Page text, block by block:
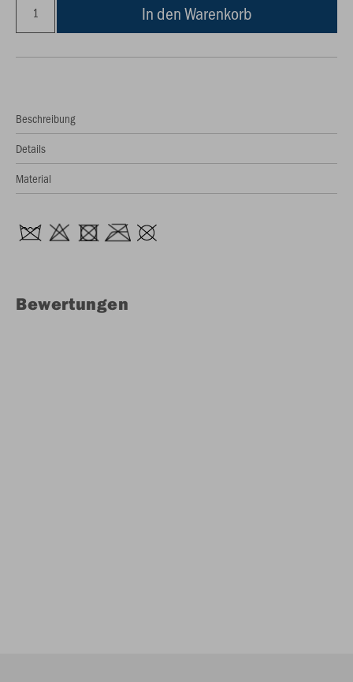
In den Warenkorb
Beschreibung
Details
Material
Bewertungen